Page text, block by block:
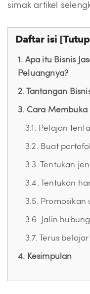
simak artikel
Daftar isi [Tutup
1. Apa itu Bisnis
Peluangnya?
2. Tantangan
3. Cara Membuka
3.1. Pelajari
3.2. Buat
3.3. Tentukan
3.4. Tentukan
3.5. Promosikan
3.6. Jalin
3.7. Terus belajar
4. Kesimpulan